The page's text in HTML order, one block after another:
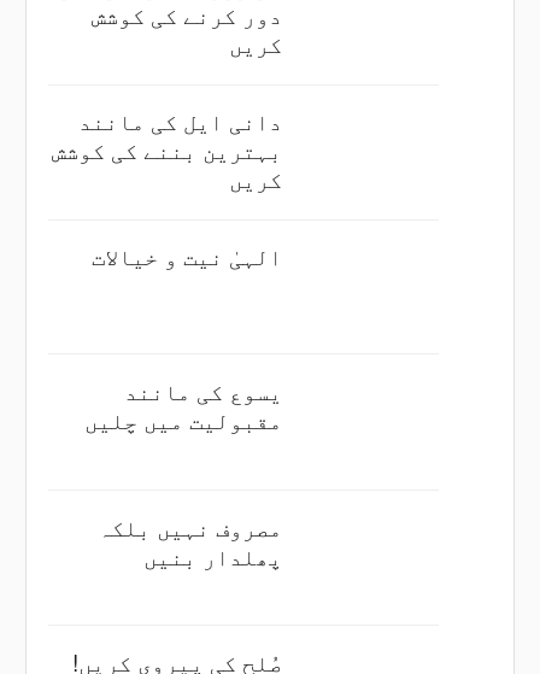
دور کرنے کی کوشش
کریں
دانی ایل کی مانند
بہترین بننے کی کوشش
کریں
الہیٰ نیت و خیالات
یسوع کی مانند
مقبولیت میں چلیں
مصروف نہیں بلکہ
پھلدار بنیں
صُلح کی پیروی کریں!